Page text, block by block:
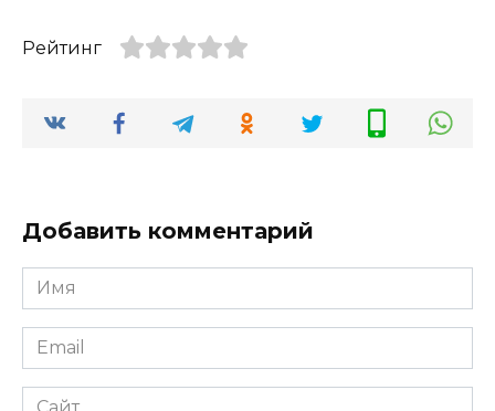
Рейтинг
Добавить комментарий
Имя
*
Email
*
Сайт